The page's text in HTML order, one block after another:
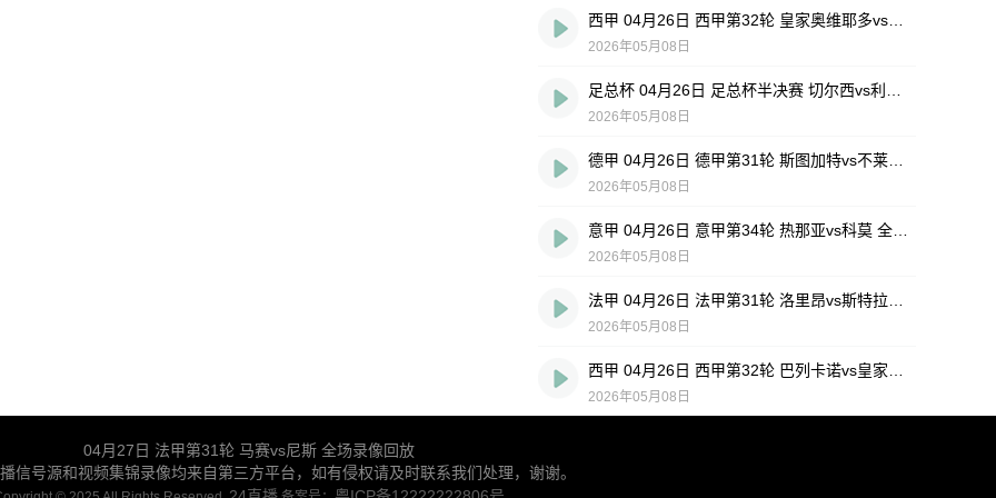
2026年05月08日
2026年05月08日
2026年05月08日
2026年05月08日
2026年05月08日
2026年05月08日
04月27日 法甲第31轮 马赛vs尼斯 全场录像回放
信号源和视频集锦录像均来自第三方平台，如有侵权请及时联系我们处理，谢谢。